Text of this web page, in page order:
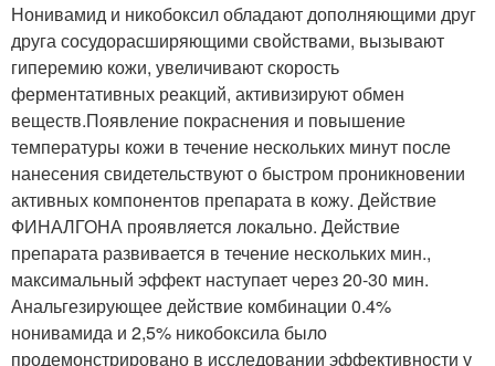
Нонивамид и никобоксил обладают дополняющими друг
друга сосудорасширяющими свойствами, вызывают
гиперемию кожи, увеличивают скорость
ферментативных реакций, активизируют обмен
веществ.Появление покраснения и повышение
температуры кожи в течение нескольких минут после
нанесения свидетельствуют о быстром проникновении
активных компонентов препарата в кожу. Действие
ФИНАЛГОНА проявляется локально. Действие
препарата развивается в течение нескольких мин.,
максимальный эффект наступает через 20-30 мин.
Анальгезирующее действие комбинации 0.4%
нонивамида и 2,5% никобоксила было
продемонстрировано в исследовании эффективности у